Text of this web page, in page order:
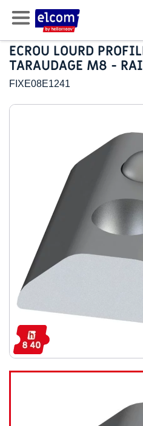
ECROU LOURD
TARAUDAGE M8 -
FIXE08E1241